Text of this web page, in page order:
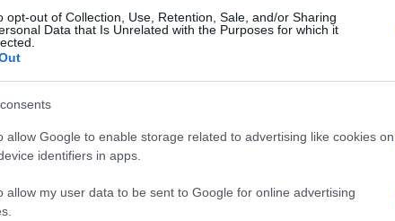
opt-out of Collection, Use, Retention, Sale, and/or Sharing
Data that Is Unrelated with the Purposes for which it
allow Google to enable storage related to advertising like cookies on
identifiers in apps.
allow my user data to be sent to Google for online advertising
il Vaticano sosterrebbe i nostri sforzi.
sembra impossibile. Ma noi crediamo
meglio remare per la pace che remare
europea. E come fa la Nato, che anziché
con le parole.